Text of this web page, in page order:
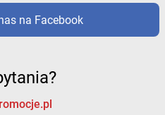
na Facebook